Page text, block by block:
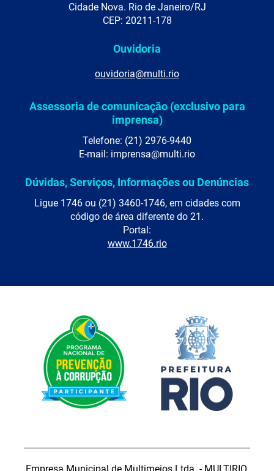
Cidade Nova. Rio de Janeiro/RJ
CEP: 20211-178
Ouvidoria
ouvidoria@multi.rio
Assessoria de comunicação (exclusivo para
imprensa)
Telefone: (21) 2976-9440
E-mail: imprensa@multi.rio
Dúvidas, Serviços, Informações ou Denúncias
Ligue 1746 ou (21) 3460-1746, em cidades com
código de área diferente do 21.
Portal:
www.1746.rio